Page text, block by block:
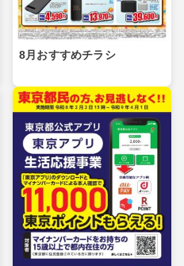
8月おすすめチラシ